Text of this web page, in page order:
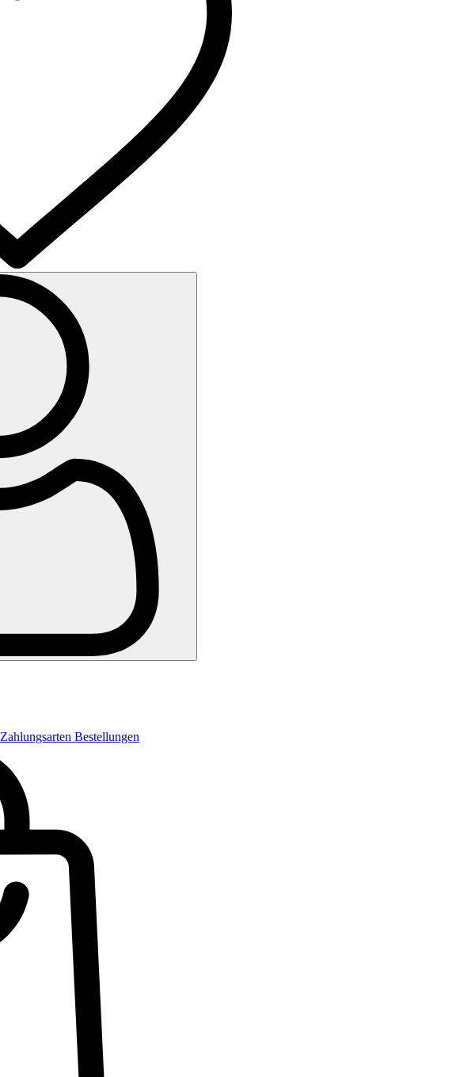
Zahlungsarten Bestellungen